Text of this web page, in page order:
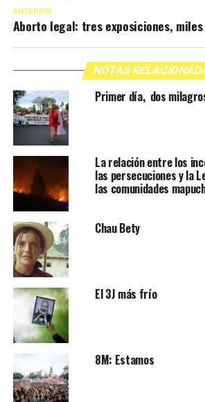
ANTERIOR
Aborto legal: tres exposiciones,
NOTAS
Primer día, dos
La relación entre los
las persecuciones y la
las comunidades
Chau Bety
El 3J más frío
8M: Estamos